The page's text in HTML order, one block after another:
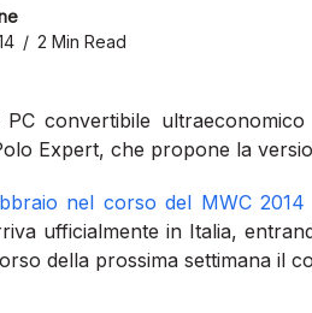
2 Min Read
convertibile
Expert, che propone la
nel corso del MWC 2014
ufficialmente in Italia,
della prossima settimana il